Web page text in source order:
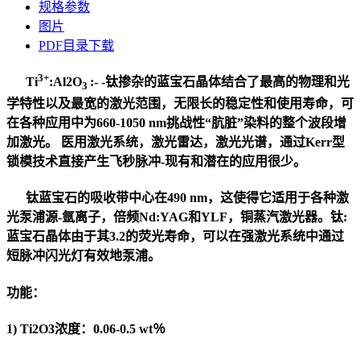
规格参数
图片
PDF目录下载
Ti3+:Al2O3 :- -钛掺杂的蓝宝石晶体结合了最高的物理和光
学特性以及最宽的激光范围，无限长的稳定性和使用寿命，可
在各种应用中为660-1050 nm挑战性“肮脏”染料的整个波段增
加激光。 医用激光系统，激光雷达，激光光谱，通过Kerr型
锁模技术直接产生飞秒脉冲-现有和潜在的应用很少。
钛蓝宝石的吸收带中心在490 nm，这使得它适用于各种激
光泵浦源-氩离子，倍频Nd:YAG和YLF，铜蒸汽激光器。钛:
蓝宝石晶体由于其3.2的荧光寿命，可以在强激光系统中通过
短脉冲闪光灯有效地泵浦。
功能：
1) Ti2O3浓度：0.06-0.5 wt％